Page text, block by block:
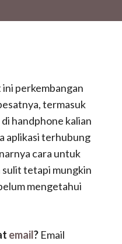
ini perkembangan
termasuk
handphone kalian
aplikasi terhubung
cara untuk
tetapi mungkin
mengetahui
email? Email